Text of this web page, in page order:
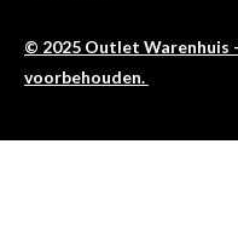
© 2025 Outlet Warenhuis
voorbehouden.